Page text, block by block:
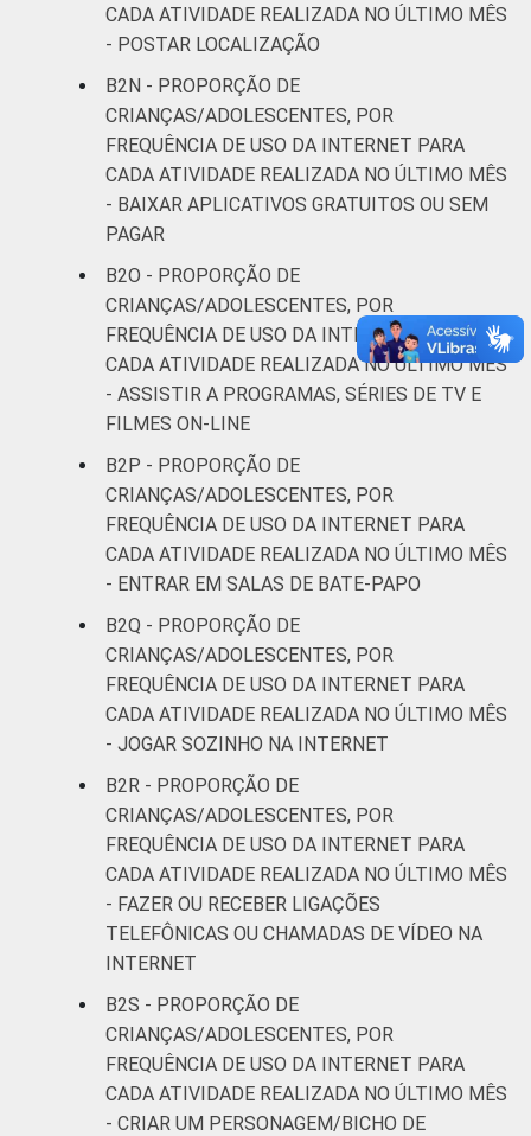
CADA ATIVIDADE REALIZADA NO ÚLTIMO MÊS
- POSTAR LOCALIZAÇÃO
B2N - PROPORÇÃO DE
CRIANÇAS/ADOLESCENTES, POR
FREQUÊNCIA DE USO DA INTERNET PARA
CADA ATIVIDADE REALIZADA NO ÚLTIMO MÊS
- BAIXAR APLICATIVOS GRATUITOS OU SEM
PAGAR
B2O - PROPORÇÃO DE
CRIANÇAS/ADOLESCENTES, POR
FREQUÊNCIA DE USO DA INTERNET PARA
CADA ATIVIDADE REALIZADA NO ÚLTIMO MÊS
- ASSISTIR A PROGRAMAS, SÉRIES DE TV E
FILMES ON-LINE
B2P - PROPORÇÃO DE
CRIANÇAS/ADOLESCENTES, POR
FREQUÊNCIA DE USO DA INTERNET PARA
CADA ATIVIDADE REALIZADA NO ÚLTIMO MÊS
- ENTRAR EM SALAS DE BATE-PAPO
B2Q - PROPORÇÃO DE
CRIANÇAS/ADOLESCENTES, POR
FREQUÊNCIA DE USO DA INTERNET PARA
CADA ATIVIDADE REALIZADA NO ÚLTIMO MÊS
- JOGAR SOZINHO NA INTERNET
B2R - PROPORÇÃO DE
CRIANÇAS/ADOLESCENTES, POR
FREQUÊNCIA DE USO DA INTERNET PARA
CADA ATIVIDADE REALIZADA NO ÚLTIMO MÊS
- FAZER OU RECEBER LIGAÇÕES
TELEFÔNICAS OU CHAMADAS DE VÍDEO NA
INTERNET
B2S - PROPORÇÃO DE
CRIANÇAS/ADOLESCENTES, POR
FREQUÊNCIA DE USO DA INTERNET PARA
CADA ATIVIDADE REALIZADA NO ÚLTIMO MÊS
- CRIAR UM PERSONAGEM/BICHO DE